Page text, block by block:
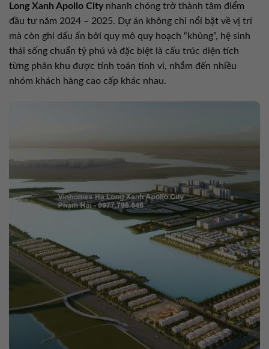
Long Xanh Apollo City nhanh chóng trở thành tâm điểm
đầu tư năm 2024 – 2025. Dự án không chỉ nổi bật về vị trí
mà còn ghi dấu ấn bởi quy mô quy hoạch “khủng”, hệ sinh
thái sống chuẩn tỷ phú và đặc biệt là cấu trúc diện tích
từng phân khu được tính toán tinh vi, nhắm đến nhiều
nhóm khách hàng cao cấp khác nhau.